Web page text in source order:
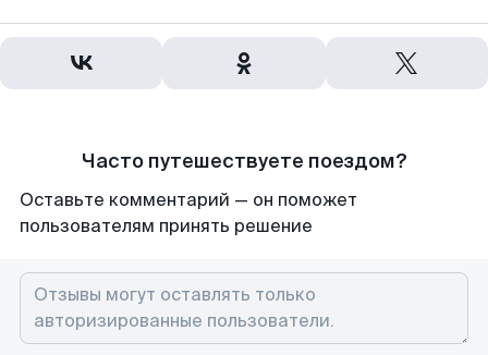
Часто путешествуете поездом?
Оставьте комментарий — он поможет
пользователям принять решение